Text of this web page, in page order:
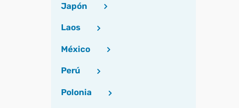
Japón
Laos
México
Perú
Polonia